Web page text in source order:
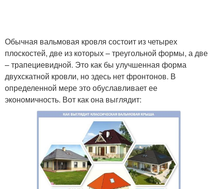
Обычная вальмовая кровля состоит из четырех
плоскостей, две из которых – треугольной формы, а две
– трапециевидной. Это как бы улучшенная форма
двухскатной кровли, но здесь нет фронтонов. В
определенной мере это обуславливает ее
экономичность. Вот как она выглядит: